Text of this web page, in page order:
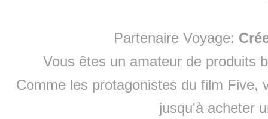
Partenaire Voyage:
Vous êtes un amateur de produits
Comme les protagonistes du film Five,
jusqu'à acheter